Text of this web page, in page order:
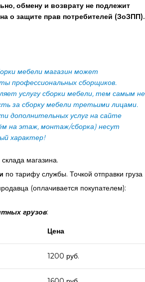
обмену и возврату не подлежит
о защите прав потребителей (ЗоЗПП).
мебели магазин может
профессиональных сборщиков.
услугу сборки мебели, тем самым не
за сборку мебели третьими лицами.
дополнительных услуг на сайте
на этаж, монтаж/сборка) несут
характер!
склада магазина.
по тарифу службы. Точкой отправки груза
(оплачивается покупателем):
грузов:
Цена
1200 руб.